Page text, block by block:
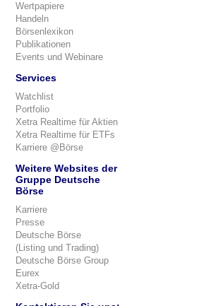
Wertpapiere
Handeln
Börsenlexikon
Publikationen
Events und Webinare
Services
Watchlist
Portfolio
Xetra Realtime für Aktien
Xetra Realtime für ETFs
Karriere @Börse
Weitere Websites der
Gruppe Deutsche
Börse
Karriere
Presse
Deutsche Börse
(Listing und Trading)
Deutsche Börse Group
Eurex
Xetra-Gold